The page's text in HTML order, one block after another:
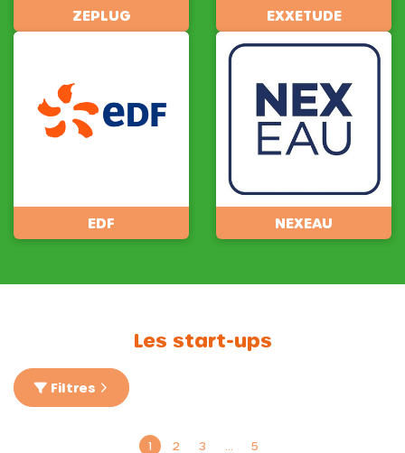
ZEPLUG EXXETUDE
EDF NEXEAU
Les start-ups
Filtres
1 2 3 5